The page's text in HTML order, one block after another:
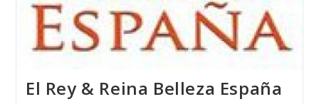
El Rey & Reina Belleza España